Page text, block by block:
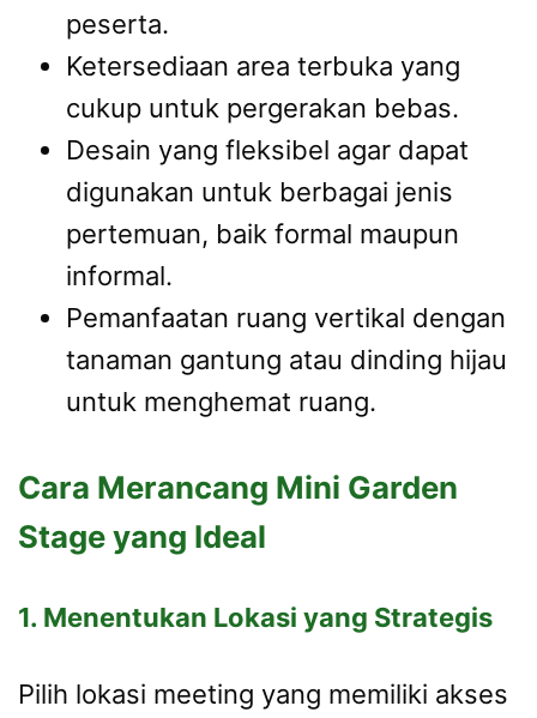
peserta.
Ketersediaan area terbuka yang
cukup untuk pergerakan bebas.
Desain yang fleksibel agar dapat
digunakan untuk berbagai jenis
pertemuan, baik formal maupun
informal.
Pemanfaatan ruang vertikal dengan
tanaman gantung atau dinding hijau
untuk menghemat ruang.
Cara Merancang Mini Garden
Stage yang Ideal
1. Menentukan Lokasi yang Strategis
Pilih lokasi meeting yang memiliki akses